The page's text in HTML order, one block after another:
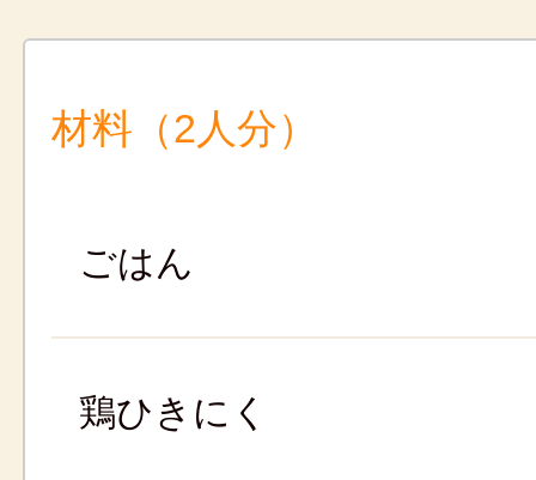
材料（2人分）
ごはん
鶏ひきにく